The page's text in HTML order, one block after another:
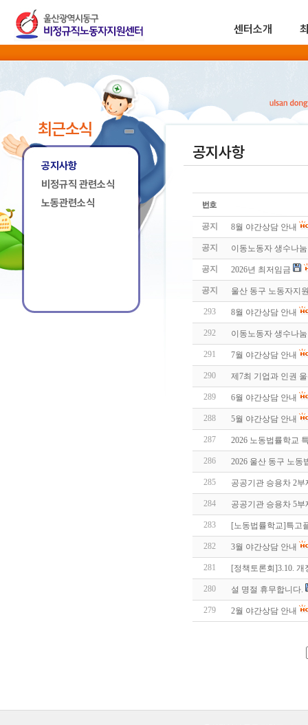
센터소개
최근소식
공지사항
비정규직 관련소식
노동관련소식
공지사항
공지 8월 야간상담 안내
공지 이동노동자 생수나
공지 2026년 최저임금
공지 울산 동구 노동자지
293 8월 야간상담 안내
292 이동노동자 생수나
291 7월 야간상담 안내
290 제7최 기업과 인권
289 6월 야간상담 안내
288 5월 야간상담 안내
287 2026 노동법률학교
286 2026 울산 동구 노
285 공공기관 승용차 2
284 공공기관 승용차 5
283 [노동법률학교]특고
282 3월 야간상담 안내
281 [정책토론회]3.10.
280 설 명절 휴무합니다.
279 2월 야간상담 안내